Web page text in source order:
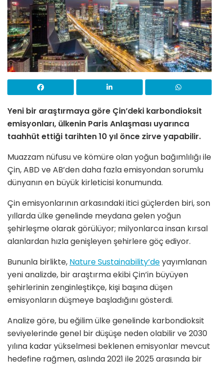
Yeni bir araştırmaya göre Çin’deki karbondioksit
emisyonları, ülkenin Paris Anlaşması uyarınca
taahhüt ettiği tarihten 10 yıl önce zirve yapabilir.
Muazzam nüfusu ve kömüre olan yoğun bağımlılığı ile
Çin, ABD ve AB’den daha fazla emisyondan sorumlu
dünyanın en büyük kirleticisi konumunda.
Çin emisyonlarının arkasındaki itici güçlerden biri, son
yıllarda ülke genelinde meydana gelen yoğun
şehirleşme olarak görülüyor; milyonlarca insan kırsal
alanlardan hızla genişleyen şehirlere göç ediyor.
Bununla birlikte, Nature Sustainability’deyayımlanan
yeni analizde, bir araştırma ekibi Çin’in büyüyen
şehirlerinin zenginleştikçe, kişi başına düşen
emisyonların düşmeye başladığını gösterdi.
Analize göre, bu eğilim ülke genelinde karbondioksit
seviyelerinde genel bir düşüşe neden olabilir ve 2030
yılına kadar yükselmesi beklenen emisyonlar mevcut
hedefine rağmen, aslında 2021 ile 2025 arasında bir